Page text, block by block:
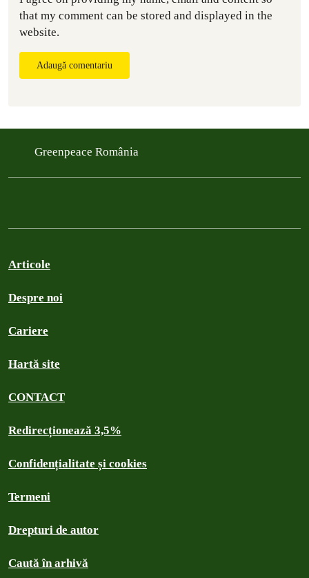
that my comment can be stored and displayed in the
website.
Adaugă comentariu
Greenpeace România
Articole
Despre noi
Cariere
Hartă site
CONTACT
Redirecționează 3,5%
Confidențialitate și cookies
Termeni
Drepturi de autor
Caută în arhivă